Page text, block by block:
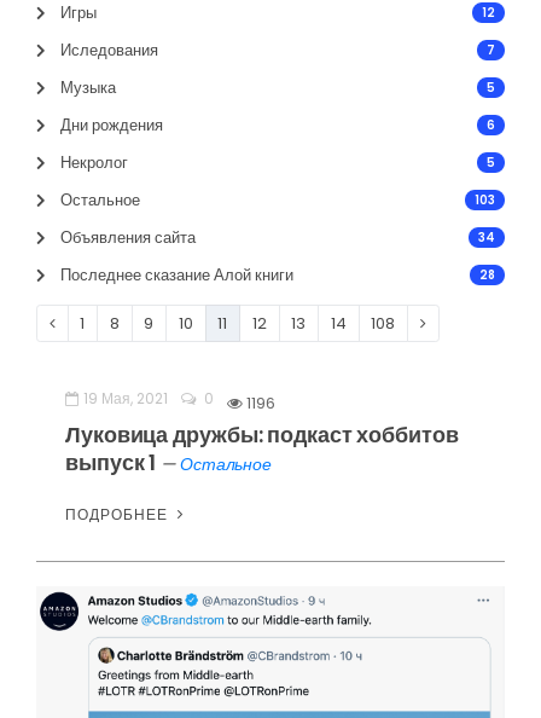
Игры 12
Иследования 7
Музыка 5
Дни рождения 6
Некролог 5
Остальное 103
Объявления сайта 34
Последнее сказание Алой книги 28
1 8 9 10 11 12 13 14 108
19 Мая, 2021 0 1196
Луковица дружбы: подкаст хоббитов
выпуск 1 —Остальное
ПОДРОБНЕЕ